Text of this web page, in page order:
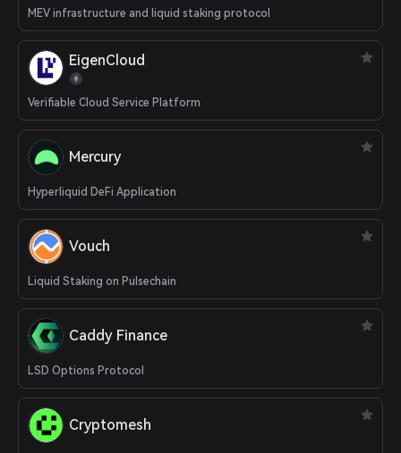
MEV infrastructure and liquid staking protocol
EigenCloud
Verifiable Cloud Service Platform
Mercury
Hyperliquid DeFi Application
Vouch
Liquid Staking on Pulsechain
Caddy Finance
LSD Options Protocol
Cryptomesh